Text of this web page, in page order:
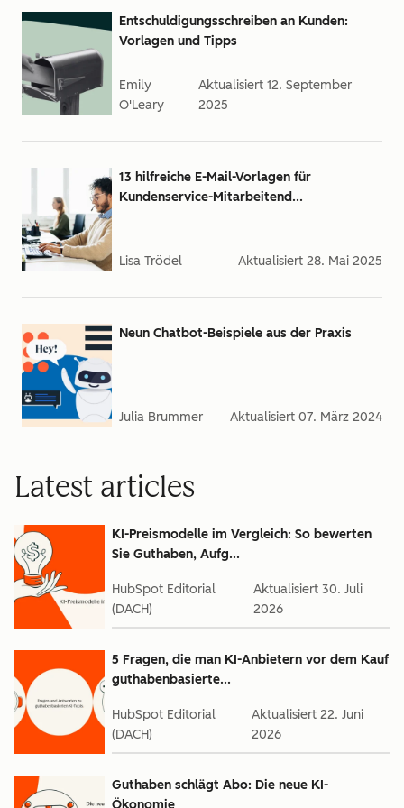
Entschuldigungsschreiben an Kunden:
Vorlagen und Tipps
Emily
O'Leary
Aktualisiert 12. September
2025
13 hilfreiche E-Mail-Vorlagen für
Kundenservice-Mitarbeitend...
Lisa Trödel Aktualisiert 28. Mai 2025
Neun Chatbot-Beispiele aus der Praxis
Julia Brummer Aktualisiert 07. März 2024
Latest articles
KI-Preismodelle im Vergleich: So bewerten
Sie Guthaben, Aufg...
HubSpot Editorial
(DACH)
Aktualisiert30. Juli
2026
5 Fragen, die man KI-Anbietern vor dem Kauf
guthabenbasierte...
HubSpot Editorial
(DACH)
Aktualisiert 22. Juni
2026
Guthaben schlägt Abo: Die neue KI-
Ökonomie